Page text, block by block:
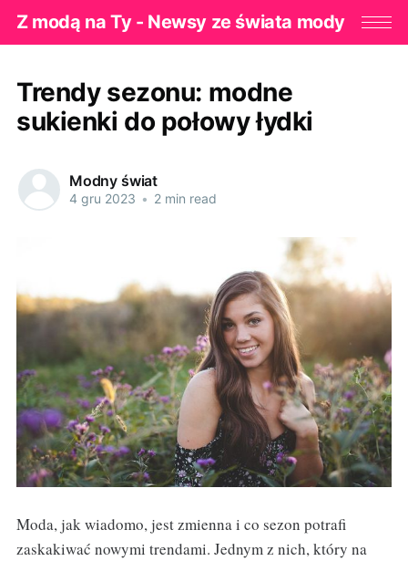
Z modą na Ty - Newsy ze świata mody
Trendy sezonu: modne
sukienki do połowy łydki
Modny świat
4 gru 2023 • 2 min read
Moda, jak wiadomo, jest zmienna i co sezon potrafi
zaskakiwać nowymi trendami. Jednym z nich, który na